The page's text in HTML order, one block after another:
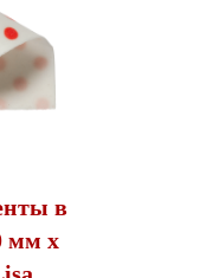
в
мм х